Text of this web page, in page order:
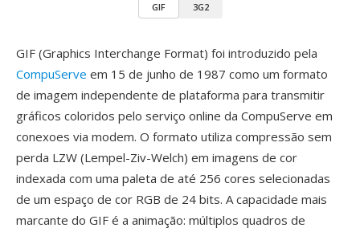
GIF 3G2
GIF (Graphics Interchange Format) foi introduzido pela
CompuServe em 15 de junho de 1987 como um formato
de imagem independente de plataforma para transmitir
gráficos coloridos pelo serviço online da CompuServe em
conexoes via modem. O formato utiliza compressão sem
perda LZW (Lempel-Ziv-Welch) em imagens de cor
indexada com uma paleta de até 256 cores selecionadas
de um espaço de cor RGB de 24 bits. A capacidade mais
marcante do GIF é a animação: múltiplos quadros de